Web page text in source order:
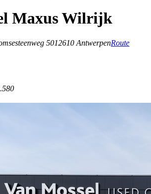
Maxus Wilrijk
5012610 AntwerpenRoute